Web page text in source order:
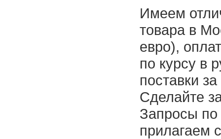
Имеем
товара в
евро),
по курсу в
поставки
Cделайте
Запросы по
прилагаем